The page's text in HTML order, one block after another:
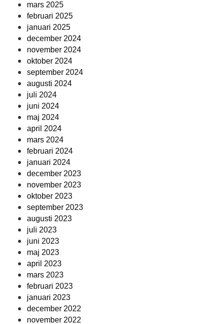
mars 2025
februari 2025
januari 2025
december 2024
november 2024
oktober 2024
september 2024
augusti 2024
juli 2024
juni 2024
maj 2024
april 2024
mars 2024
februari 2024
januari 2024
december 2023
november 2023
oktober 2023
september 2023
augusti 2023
juli 2023
juni 2023
maj 2023
april 2023
mars 2023
februari 2023
januari 2023
december 2022
november 2022